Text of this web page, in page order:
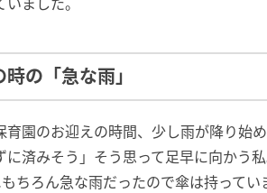
の「急な雨」
育園のお迎えの時間、少し雨が降り始
に済みそう」そう思って足早に向かう
ちろん急な雨だったので傘は持ってい